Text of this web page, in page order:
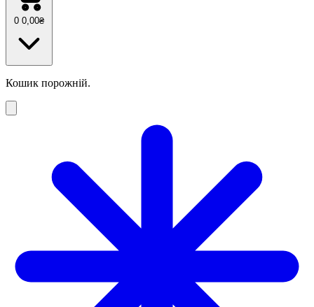
0 0 ,00₴
Кошик порожній.